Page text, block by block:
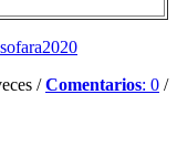
/Comentarios: 0 /